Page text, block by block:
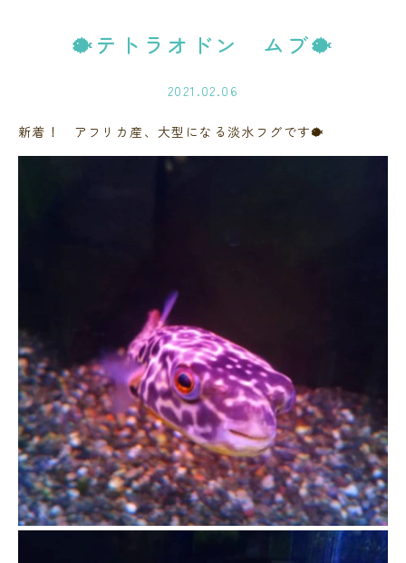
🐡テトラオドン ムブ🐡
2021.02.06
新着！ アフリカ産、大型になる淡水フグです🐡